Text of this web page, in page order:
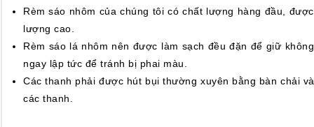
Rèm sáo nhôm của chúng tôi có chất lượng hàng đầu,
lượng cao.
Rèm sáo lá nhôm nên được làm sạch đều đặn để giữ
ngay lập tức để tránh bị phai màu.
Các thanh phải được hút bụi thường xuyên bằng bàn chải
các thanh.